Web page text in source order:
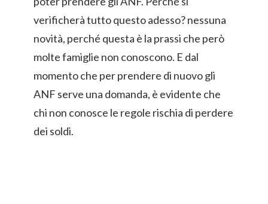
verificherà tutto questo adesso? nessuna
novità, perché questa è la prassi che però
molte famiglie non conoscono. E dal
momento che per prendere di nuovo gli
ANF serve una domanda, è evidente che
chi non conosce le regole rischia di perdere
dei soldi.